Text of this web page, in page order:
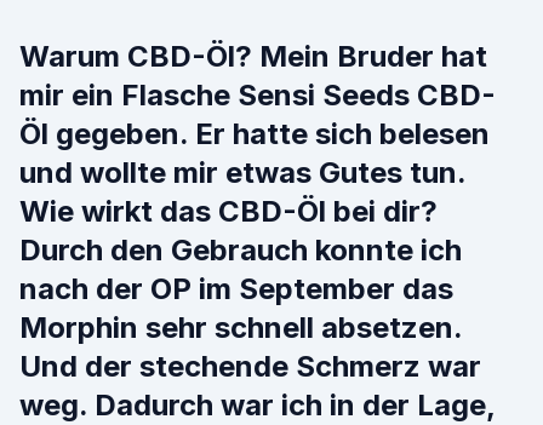
Warum CBD-Öl? Mein Bruder hat
mir ein Flasche Sensi Seeds CBD-
Öl gegeben. Er hatte sich belesen
und wollte mir etwas Gutes tun.
Wie wirkt das CBD-Öl bei dir?
Durch den Gebrauch konnte ich
nach der OP im September das
Morphin sehr schnell absetzen.
Und der stechende Schmerz war
weg. Dadurch war ich in der Lage,